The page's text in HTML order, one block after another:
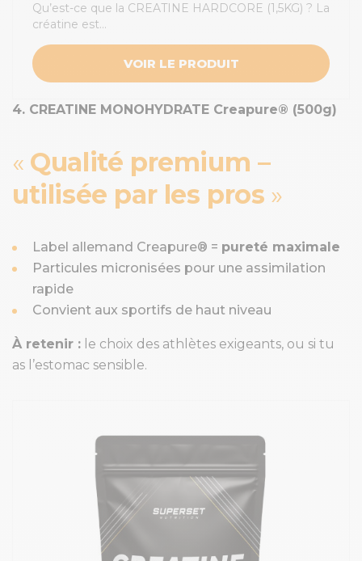
Qu’est-ce que la CREATINE HARDCORE (1,5KG) ? La
créatine est…
VOIR LE PRODUIT
4. CREATINE MONOHYDRATE Creapure® (500g)
Qualité premium –
utilisée par les pros
Label allemand Creapure® = pureté maximale
Particules micronisées pour une assimilation
rapide
Convient aux sportifs de haut niveau
À retenir : le choix des athlètes exigeants, ou si tu
as l’estomac sensible.